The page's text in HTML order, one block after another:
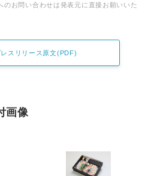
のお問い合わせは発表元に直接お願いいた
レスリリース原文(PDF)
画像